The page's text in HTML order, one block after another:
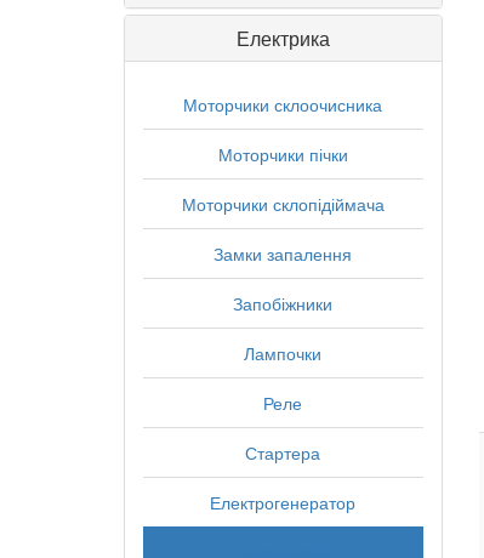
Електрика
Моторчики склоочисника
Моторчики пічки
Моторчики склопідіймача
Замки запалення
Запобіжники
Лампочки
Реле
Стартера
Електрогенератор